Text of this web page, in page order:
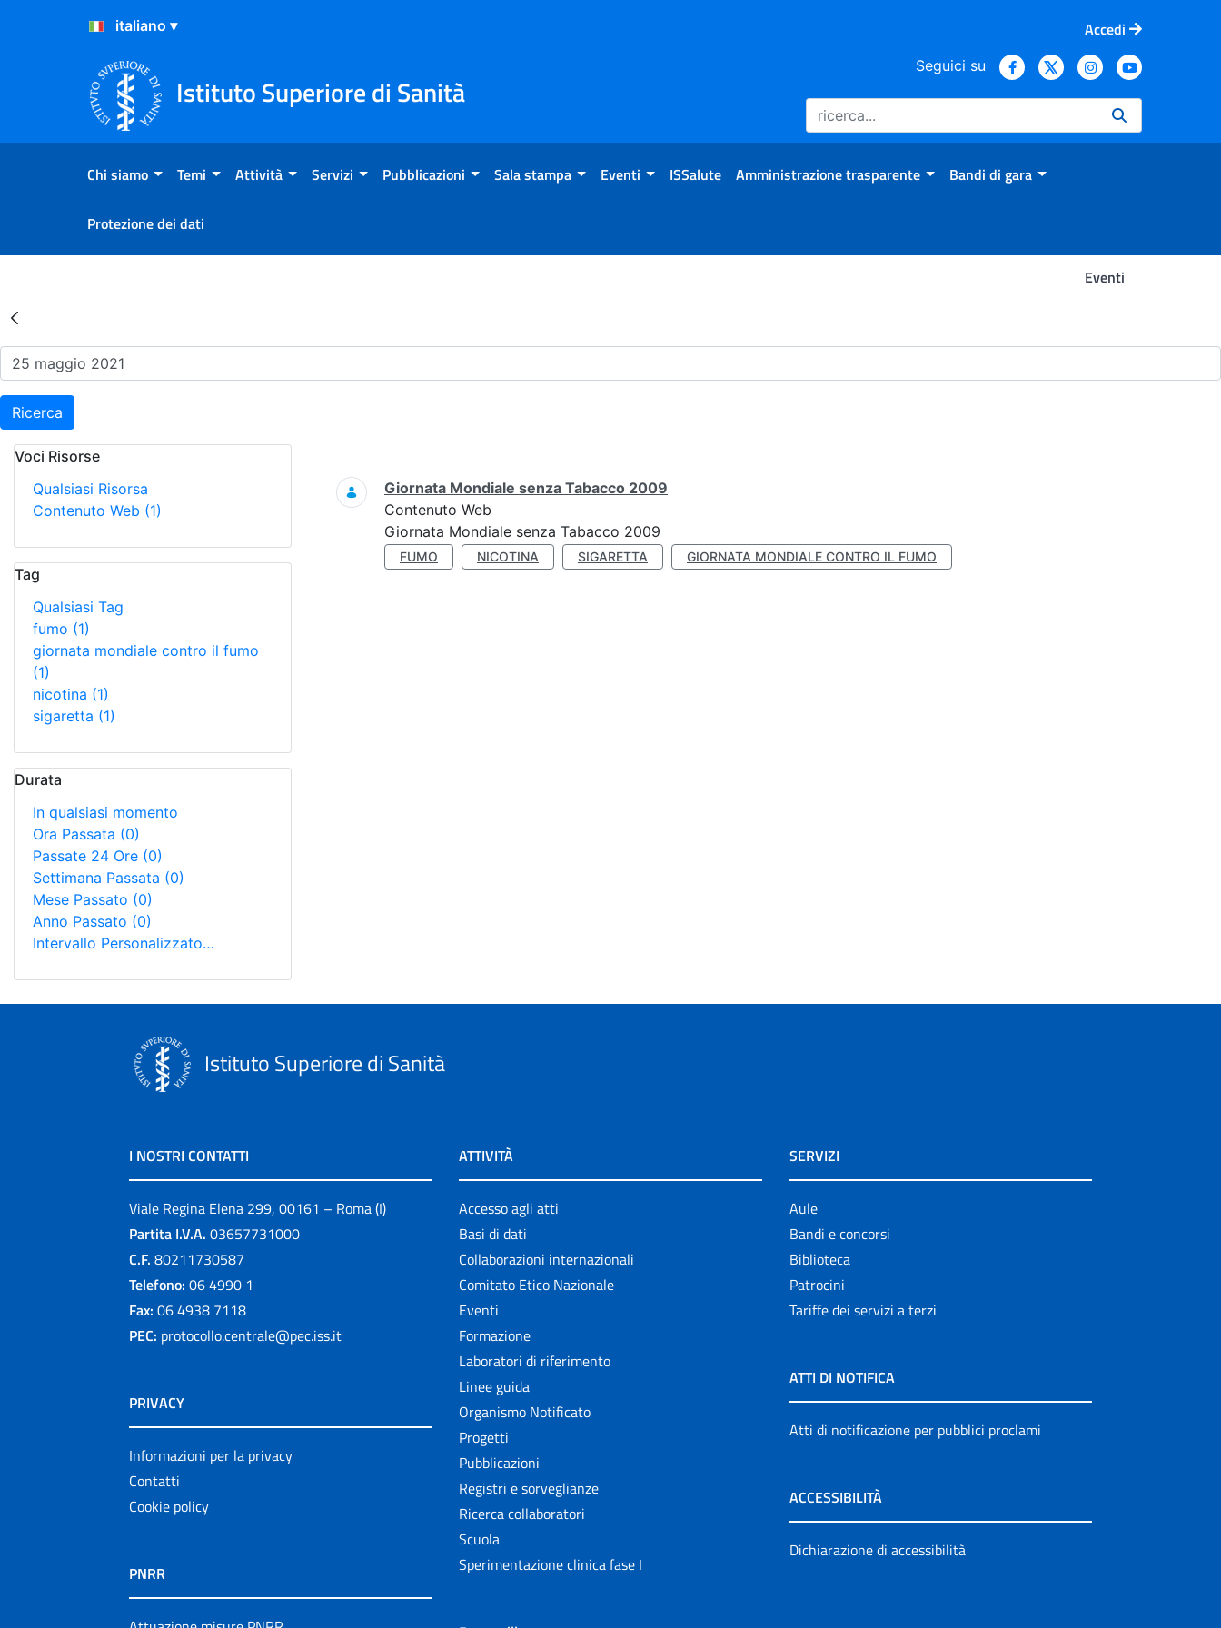
Salta al Contenuto
Salta al Footer
Accedi
Istituto Superiore di Sanità
Seguici su
Chi siamo Temi Attività Servizi Pubblicazioni Sala stampa Eventi ISSalute Amministrazione trasparente Bandi di gara
Protezione dei dati
Eventi
Risultati della Ricerca - Eventi
Ricerca
Voci Risorse
Qualsiasi Risorsa
Contenuto Web (1)
Tag
Qualsiasi Tag
fumo (1)
giornata mondiale contro il fumo
(1)
nicotina (1)
sigaretta (1)
Durata
In qualsiasi momento
Ora Passata (0)
Passate 24 Ore (0)
Settimana Passata (0)
Mese Passato (0)
Anno Passato (0)
Intervallo Personalizzato…
Ricerca
Giornata Mondiale senza Tabacco 2009
Contenuto Web
Giornata Mondiale senza Tabacco 2009
FUMO NICOTINA SIGARETTA GIORNATA MONDIALE CONTRO IL FUMO
Istituto Superiore di Sanità
I NOSTRI CONTATTI
Viale Regina Elena 299, 00161 – Roma (I)
Partita I.V.A. 03657731000
C.F. 80211730587
Telefono: 06 4990 1
Fax: 06 4938 7118
PEC: protocollo.centrale@pec.iss.it
PRIVACY
Informazioni per la privacy
Contatti
Cookie policy
PNRR
ATTIVITÀ
Accesso agli atti
Basi di dati
Collaborazioni internazionali
Comitato Etico Nazionale
Eventi
Formazione
Laboratori di riferimento
Linee guida
Organismo Notificato
Progetti
Pubblicazioni
Registri e sorveglianze
Ricerca collaboratori
Scuola
Sperimentazione clinica fase I
SERVIZI
Aule
Bandi e concorsi
Biblioteca
Patrocini
Tariffe dei servizi a terzi
ATTI DI NOTIFICA
Atti di notificazione per pubblici proclami
ACCESSIBILITÀ
Dichiarazione di accessibilità